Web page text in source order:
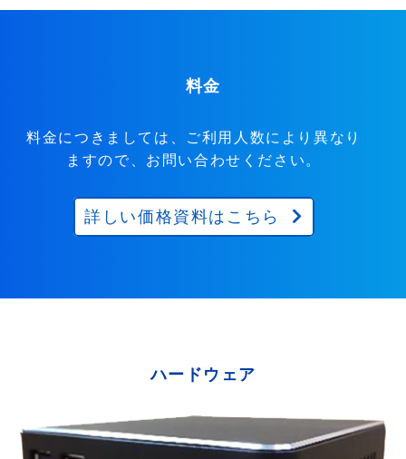
料金
料金につきましては、ご利用人数により異なり
ますので、お問い合わせください。
詳しい価格資料はこちら
ハードウェア